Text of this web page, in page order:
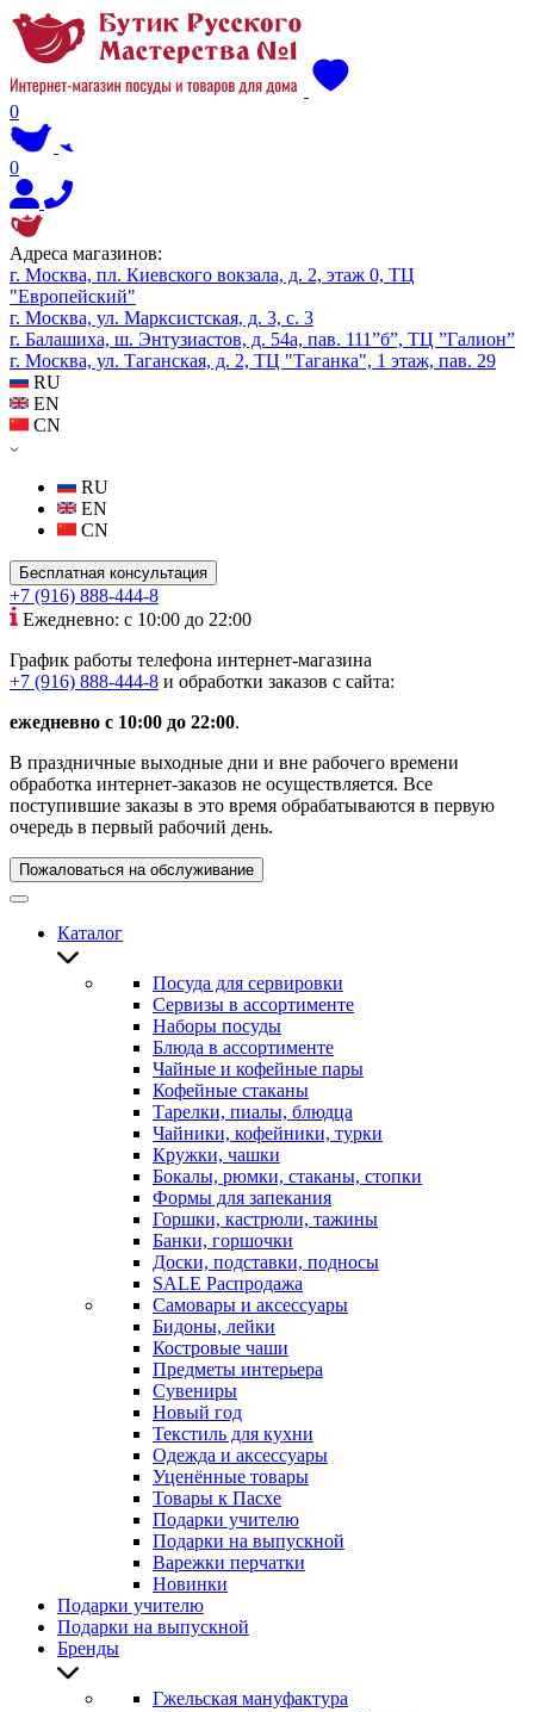
0
0
Адреса магазинов:
г. Москва, пл. Киевского вокзала, д. 2, этаж 0, ТЦ
"Европейский"
г. Москва, ул. Марксистская, д. 3, с. 3
г. Балашиха, ш. Энтузиастов, д. 54а, пав. 111”б”, ТЦ ”Галион”
г. Москва, ул. Таганская, д. 2, ТЦ "Таганка", 1 этаж, пав. 29
RU
EN
CN
RU
EN
CN
Бесплатная консультация
+7 (916) 888-444-8
Ежедневно: с 10:00 до 22:00
График работы телефона интернет-магазина
+7 (916) 888-444-8 и обработки заказов с сайта:
ежедневно с 10:00 до 22:00.
В праздничные выходные дни и вне рабочего времени
обработка интернет-заказов не осуществляется. Все
поступившие заказы в это время обрабатываются в первую
очередь в первый рабочий день.
Пожаловаться на обслуживание
Каталог
Посуда для сервировки
Сервизы в ассортименте
Наборы посуды
Блюда в ассортименте
Чайные и кофейные пары
Кофейные стаканы
Тарелки, пиалы, блюдца
Чайники, кофейники, турки
Кружки, чашки
Бокалы, рюмки, стаканы, стопки
Формы для запекания
Горшки, кастрюли, тажины
Банки, горшочки
Доски, подставки, подносы
SALE Распродажа
Самовары и аксессуары
Бидоны, лейки
Костровые чаши
Предметы интерьера
Сувениры
Новый год
Текстиль для кухни
Одежда и аксессуары
Уценённые товары
Товары к Пасхе
Подарки учителю
Подарки на выпускной
Варежки перчатки
Новинки
Подарки учителю
Подарки на выпускной
Бренды
Гжельская мануфактура